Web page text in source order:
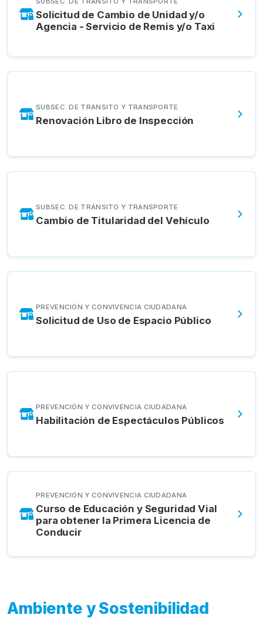
Solicitud de Cambio de Unidad y/o
Agencia - Servicio de Remis y/o Taxi
SUBSEC. DE TRÁNSITO Y TRANSPORTE
Renovación Libro de Inspección
SUBSEC. DE TRÁNSITO Y TRANSPORTE
Cambio de Titularidad del Vehículo
PREVENCIÓN Y CONVIVENCIA CIUDADANA
Solicitud de Uso de Espacio Público
PREVENCIÓN Y CONVIVENCIA CIUDADANA
Habilitación de Espectáculos Públicos
PREVENCIÓN Y CONVIVENCIA CIUDADANA
Curso de Educación y Seguridad Vial
para obtener la Primera Licencia de
Conducir
Ambiente y Sostenibilidad